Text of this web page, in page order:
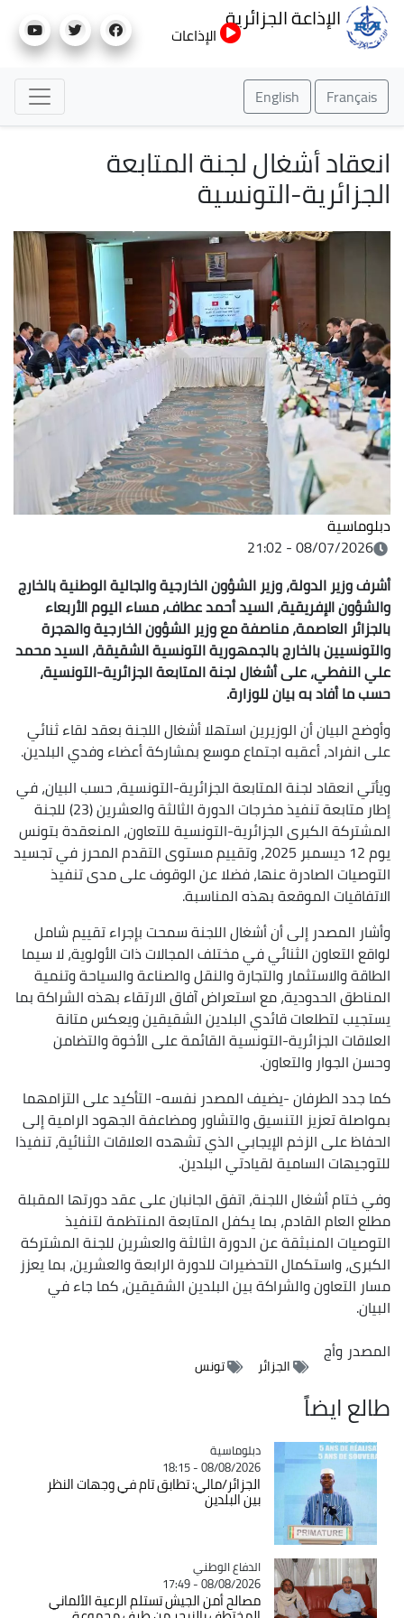
إلى
الإذاعة الجزائرية
الإذاعات
Français
English
انعقاد أشغال لجنة المتابعة
الجزائرية-التونسية
دبلوماسية
08/07/2026 - 21:02
أشرف وزير الدولة، وزير الشؤون الخارجية والجالية الوطنية بالخارج
والشؤون الإفريقية، السيد أحمد عطاف، مساء اليوم الأربعاء
بالجزائر العاصمة، مناصفة مع وزير الشؤون الخارجية والهجرة
والتونسيين بالخارج بالجمهورية التونسية الشقيقة، السيد محمد
علي النفطي، على أشغال لجنة المتابعة الجزائرية-التونسية،
حسب ما أفاد به بيان للوزارة.
وأوضح البيان أن الوزيرين استهلا أشغال اللجنة بعقد لقاء ثنائي
على انفراد، أعقبه اجتماع موسع بمشاركة أعضاء وفدي البلدين.
ويأتي انعقاد لجنة المتابعة الجزائرية-التونسية، حسب البيان، في
إطار متابعة تنفيذ مخرجات الدورة الثالثة والعشرين (23) للجنة
المشتركة الكبرى الجزائرية-التونسية للتعاون، المنعقدة بتونس
يوم 12 ديسمبر 2025، وتقييم مستوى التقدم المحرز في تجسيد
التوصيات الصادرة عنها، فضلا عن الوقوف على مدى تنفيذ
الاتفاقيات الموقعة بهذه المناسبة.
وأشار المصدر إلى أن أشغال اللجنة سمحت بإجراء تقييم شامل
لواقع التعاون الثنائي في مختلف المجالات ذات الأولوية، لا سيما
الطاقة والاستثمار والتجارة والنقل والصناعة والسياحة وتنمية
المناطق الحدودية، مع استعراض آفاق الارتقاء بهذه الشراكة بما
يستجيب لتطلعات قائدي البلدين الشقيقين ويعكس متانة
العلاقات الجزائرية-التونسية القائمة على الأخوة والتضامن
وحسن الجوار والتعاون.
كما جدد الطرفان -يضيف المصدر نفسه- التأكيد على التزامهما
بمواصلة تعزيز التنسيق والتشاور ومضاعفة الجهود الرامية إلى
الحفاظ على الزخم الإيجابي الذي تشهده العلاقات الثنائية، تنفيذا
للتوجيهات السامية لقيادتي البلدين.
وفي ختام أشغال اللجنة، اتفق الجانبان على عقد دورتها المقبلة
مطلع العام القادم، بما يكفل المتابعة المنتظمة لتنفيذ
التوصيات المنبثقة عن الدورة الثالثة والعشرين للجنة المشتركة
الكبرى، واستكمال التحضيرات للدورة الرابعة والعشرين، بما يعزز
مسار التعاون والشراكة بين البلدين الشقيقين، كما جاء في
البيان.
المصدروأج
الجزائر تونس
طالع ايضاً
Catégorie
دبلوماسية
08/08/2026 - 18:15
الجزائر/مالي: تطابق تام في وجهات النظر
بين البلدين
Catégorie
الدفاع الوطني
08/08/2026 - 17:49
مصالح أمن الجيش تستلم الرعية الألماني